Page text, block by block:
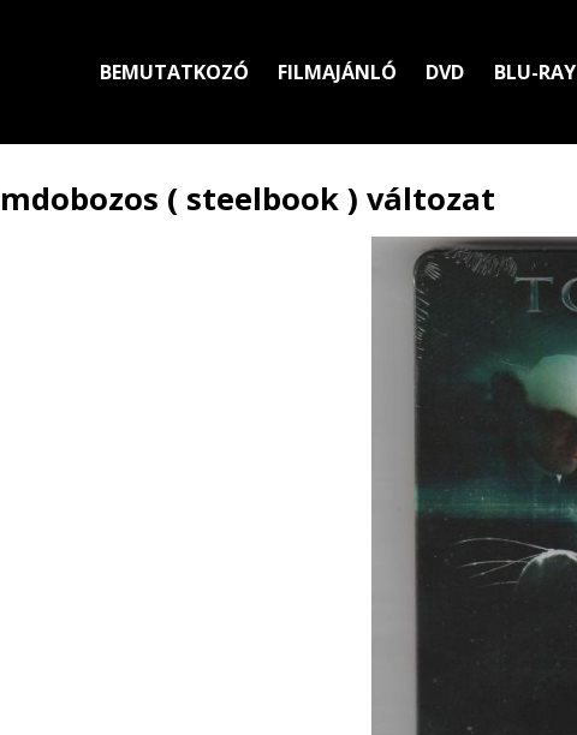
BEMUTATKOZÓ FILMAJÁNLÓ DVD BLU-RAY
( steelbook ) változat